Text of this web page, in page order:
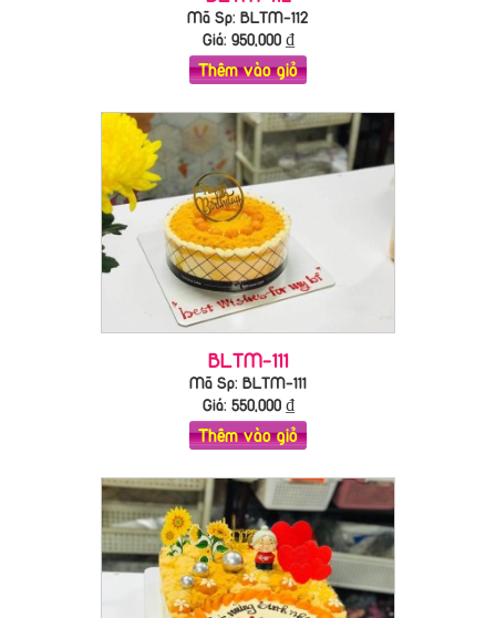
Mã Sp: BLTM-112
Giá: 950,000₫
Thêm vào giỏ
BLTM-111
Mã Sp: BLTM-111
Giá: 550,000₫
Thêm vào giỏ